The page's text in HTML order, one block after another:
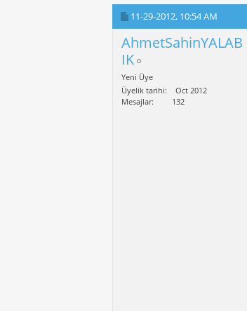
11-29-2012, 10:54 AM
AhmetSahinYALAB
IK
Yeni Üye
Üyelik tarihi
Oct 2012
Mesajlar
132